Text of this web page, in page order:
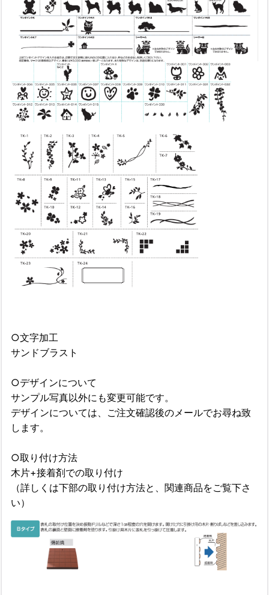
○文字加工
サンドブラスト
○デザインについて
サンプル写真以外にも変更可能です。
デザインについては、ご注文確認後のメールでお尋ね致
します。
○取り付け方法
木片+接着剤での取り付け
（詳しくは下部の取り付け方法と、関連商品をご覧下さ
い）